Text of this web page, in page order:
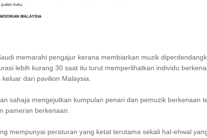
memarahi pengajur kerana membiarkan muzik
lebih kurang 30 saat itu turut memperlihatkan individu
dari pavilion Malaysia.
sahaja mengejutkan kumpulan penari dan pemuzik berkenaan
pameran berkenaan.
mempunyai peraturan yang ketat terutama sekali hal-ehwal